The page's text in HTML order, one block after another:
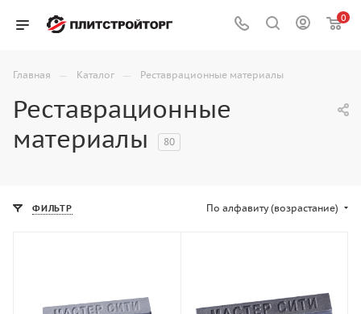
0
Главная — Каталог — Реставрационные материалы
Реставрационные
материалы
80
ФИЛЬТР По алфавиту (возрастание)